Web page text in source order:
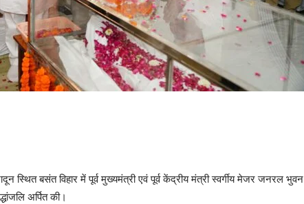
स्थित बसंत विहार में पूर्व मुख्यमंत्री एवं पूर्व केंद्रीय मंत्री स्वर्गीय मेजर जनरल भुवन
अर्पित की।